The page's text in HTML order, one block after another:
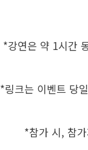
*강연은 약 1시간
*링크는 이벤트 당
*참가 시, 참